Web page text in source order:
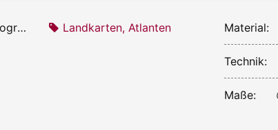
Ikonografie: Landkarten, Atlanten Material:
Technik:
Maße: